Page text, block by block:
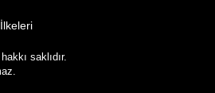
saklıdır.